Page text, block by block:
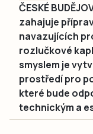
ČESKÉ
zahajuje
navazujících
rozlučkové
smyslem je
prostředí pro
které bude
technickým a